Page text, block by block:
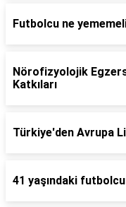
Futbolcu ne
Nörofizyolojik
Katkıları
Türkiye'den Avrupa
41 yaşındaki